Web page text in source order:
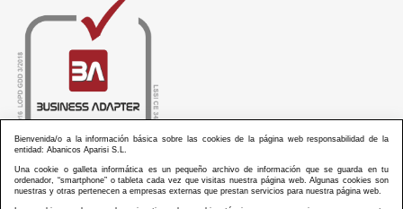
Bienvenida/o a la información básica sobre las cookies de la página web responsabilidad de la
entidad: Abanicos Aparisi S.L.
Una cookie o galleta informática es un pequeño archivo de información que se guarda en tu
ordenador, “smartphone” o tableta cada vez que visitas nuestra página web. Algunas cookies son
nuestras y otras pertenecen a empresas externas que prestan servicios para nuestra página web.